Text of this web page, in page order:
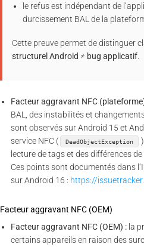
le refus est indépendant de
durcissement BAL de la
Cette preuve permet de distinguer
structurel Android ≠ bug applicatif
Facteur aggravant NFC
BAL, des instabilités et
sont observés sur Android 15 et
service NFC (
DeadObjectException
lecture de tags et des différences
Ces points sont documentés dans
sur Android 16 : https://
Facteur aggravant NFC (OEM)
Facteur aggravant NFC (OEM) : la
certains appareils en raison des